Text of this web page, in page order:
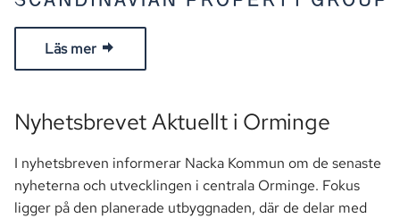
Läs mer
Nyhetsbrevet Aktuellt i Orminge
I nyhetsbreven informerar Nacka Kommun om de senaste
nyheterna och utvecklingen i centrala Orminge. Fokus
ligger på den planerade utbyggnaden, där de delar med